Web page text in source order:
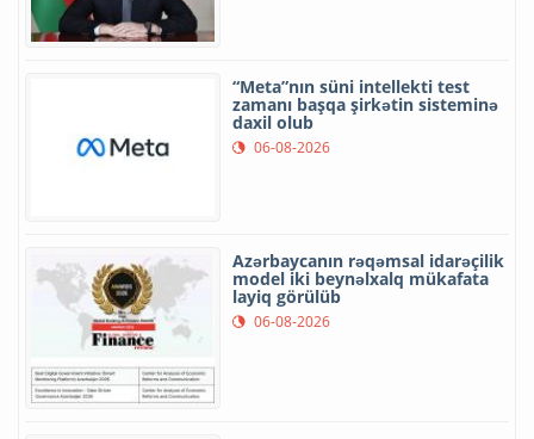
“Meta”nın süni intellekti test
zamanı başqa şirkətin sisteminə
daxil olub
06-08-2026
Azərbaycanın rəqəmsal idarəçilik
model iki beynəlxalq mükafata
layiq görülüb
06-08-2026